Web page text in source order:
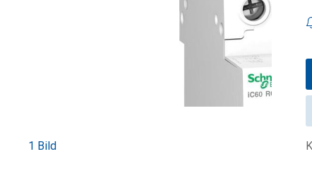
1 Bild